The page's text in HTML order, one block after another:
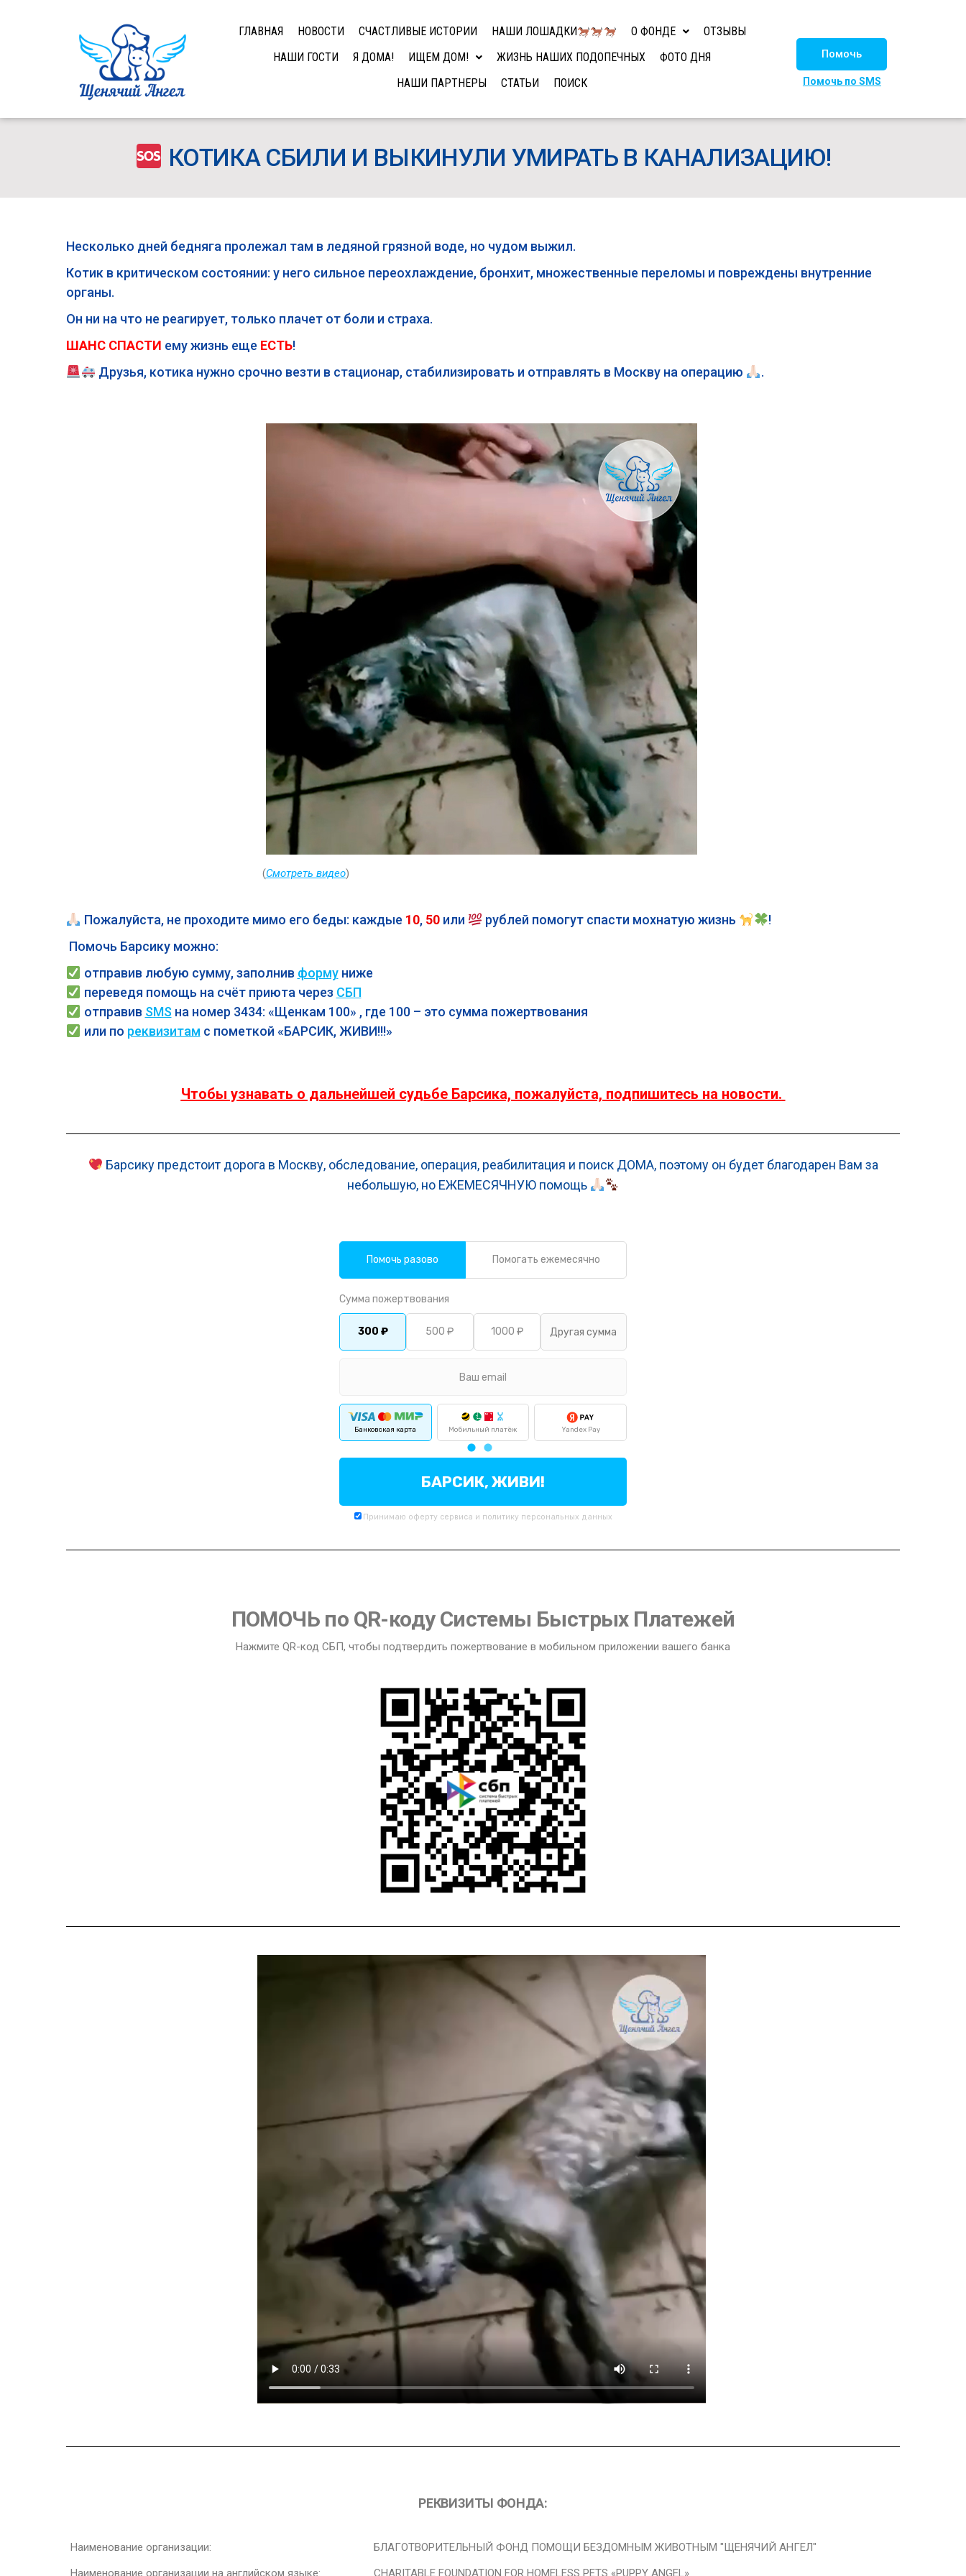
ГЛАВНАЯ НОВОСТИ СЧАСТЛИВЫЕ ИСТОРИИ НАШИ ЛОШАДКИ О ФОНДЕ
ОТЗЫВЫ
НАШИ ГОСТИ
Я ДОМА! ИЩЕМ ДОМ! ЖИЗНЬ НАШИХ ПОДОПЕЧНЫХ
ФОТО ДНЯ
НАШИ ПАРТНЕРЫ
СТАТЬИ ПОИСК
Помочь
Помочь по SMS
КОТИКА СБИЛИ И ВЫКИНУЛИ УМИРАТЬ В КАНАЛИЗАЦИЮ!
Несколько дней бедняга пролежал там в ледяной грязной воде, но чудом выжил.
Котик в критическом состоянии: у него сильное переохлаждение, бронхит, множественные переломы и повреждены внутренние
органы.
Он ни на что не реагирует, только плачет от боли и страха.
ШАНС СПАСТИ ему жизнь еще ЕСТЬ!
Друзья, котика нужно срочно везти в стационар, стабилизировать и отправлять в Москву на операцию
.
(Смотреть видео)
Пожалуйста, не проходите мимо его беды: каждые 10, 50или рублей помогут спасти мохнатую жизнь
!
Помочь Барсику можно:
отправив любую сумму, заполнив формуниже
переведя помощь на счёт приюта через СБП
отправив SMS на номер 3434: «Щенкам 100» , где 100 – это сумма пожертвования
или по реквизитам с пометкой «БАРСИК, ЖИВИ!!!»
Чтобы узнавать о дальнейшей судьбе Барсика, пожалуйста, подпишитесь на новости.
Барсику предстоит дорога в Москву, обследование, операция, реабилитация и поиск ДОМА, поэтому он будет благодарен Вам за
небольшую, но ЕЖЕМЕСЯЧНУЮ помощь
Помочь разово Помогать ежемесячно
Сумма пожертвования
300 ₽ 500 ₽ 1000 ₽
Банковская карта Мобильный платёж Yandex Pay
БАРСИК, ЖИВИ!
Принимаю оферту сервиса и политику персональных данных
ПОМОЧЬ по QR-коду Системы Быстрых Платежей
Нажмите QR-код СБП, чтобы подтвердить пожертвование в мобильном приложении вашего банка
РЕКВИЗИТЫ ФОНДА:
Наименование организации:
БЛАГОТВОРИТЕЛЬНЫЙ ФОНД ПОМОЩИ БЕЗДОМНЫМ ЖИВОТНЫМ "ЩЕНЯЧИЙ АНГЕЛ"
Наименование организации на английском языке:
CHARITABLE FOUNDATION FOR HOMELESS PETS «PUPPY ANGEL»